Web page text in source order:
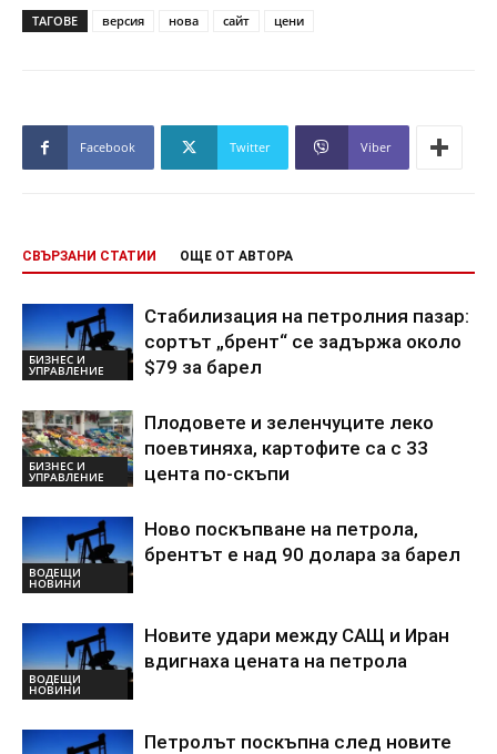
ТАГОВЕ версия нова сайт цени
Facebook Twitter Viber
СВЪРЗАНИ СТАТИИ ОЩЕ ОТ АВТОРА
БИЗНЕС И
УПРАВЛЕНИЕ
Стабилизация на петролния пазар:
сортът „брент“ се задържа около
$79 за барел
БИЗНЕС И
УПРАВЛЕНИЕ
Плодовете и зеленчуците леко
поевтиняха, картофите са с 33
цента по-скъпи
ВОДЕЩИ
НОВИНИ
Ново поскъпване на петрола,
брентът е над 90 долара за барел
ВОДЕЩИ
НОВИНИ
Новите удари между САЩ и Иран
вдигнаха цената на петрола
Петролът поскъпна след новите